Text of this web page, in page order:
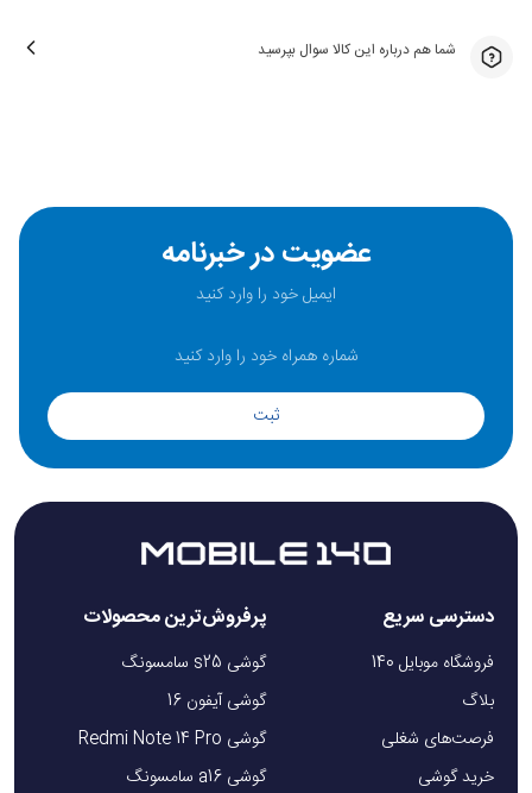
شما هم درباره این کالا سوال بپرسید
عضویت در خبرنامه
ثبت
دسترسی سریع
فروشگاه موبایل 140
بلاگ
فرصت‌های شغلی
خرید گوشی
پرفروش‌ترین محصولات
گوشی s25 سامسونگ
گوشی آیفون 16
گوشی Redmi Note 14 Pro
گوشی a16 سامسونگ